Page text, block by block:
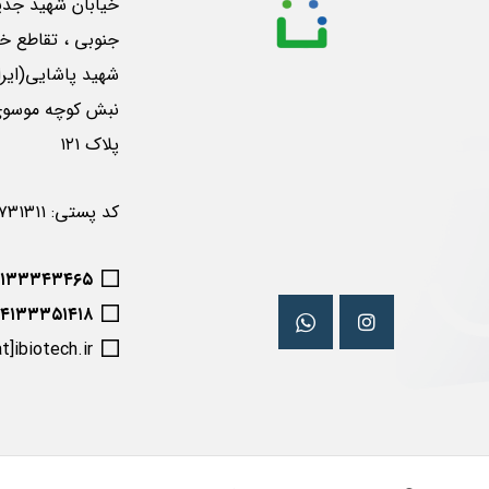
جنوبی ، تقاطع
شهید
پلاک ۱۲۱
کد پستی: ۵۱۶۵۷۳۱۳۱۱